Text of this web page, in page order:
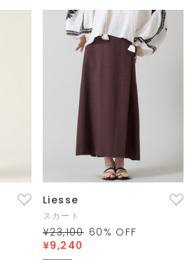
Liesse
スカート
¥23,100 60 % OFF
¥9,240